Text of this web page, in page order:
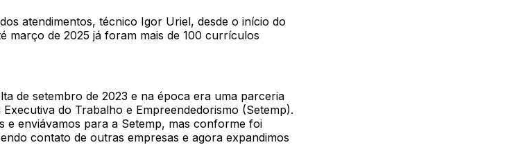
atendimentos, técnico Igor Uriel, desde o início do
março de 2025 já foram mais de 100 currículos
de setembro de 2023 e na época era uma parceria
do Trabalho e Empreendedorismo (Setemp).
e enviávamos para a Setemp, mas conforme foi
contato de outras empresas e agora expandimos